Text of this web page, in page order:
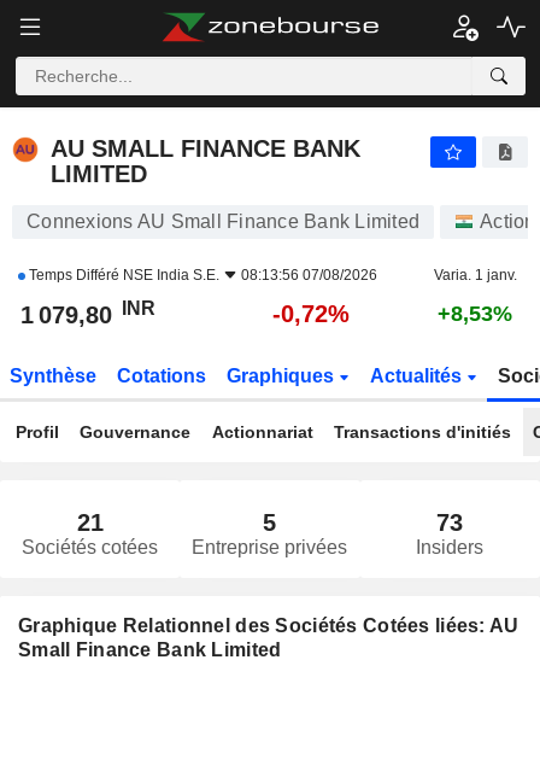
AU SMALL FINANCE BANK
LIMITED
Connexions AU Small Finance Bank Limited
Temps Différé NSE India S.E. 08:13:56 07/08/2026 Varia. 1 janv.
1 079,80 INR -0,72% +8,53%
Synthèse Cotations Graphiques Actualités
Profil Gouvernance Actionnariat Transactions d'initiés
21
Sociétés cotées
5
Entreprise privées
73
Insiders
Graphique Relationnel des Sociétés Cotées liées: AU
Small Finance Bank Limited